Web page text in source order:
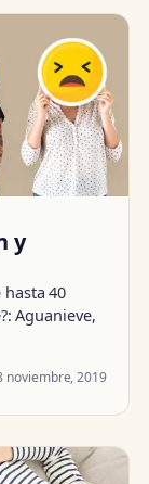
y
40
Aguanieve,
noviembre, 2019